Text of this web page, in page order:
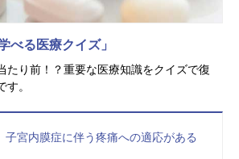
べる医療クイズ」
たり前！？重要な医療知識をクイズで復
。
子宮内膜症に伴う疼痛への適応がある